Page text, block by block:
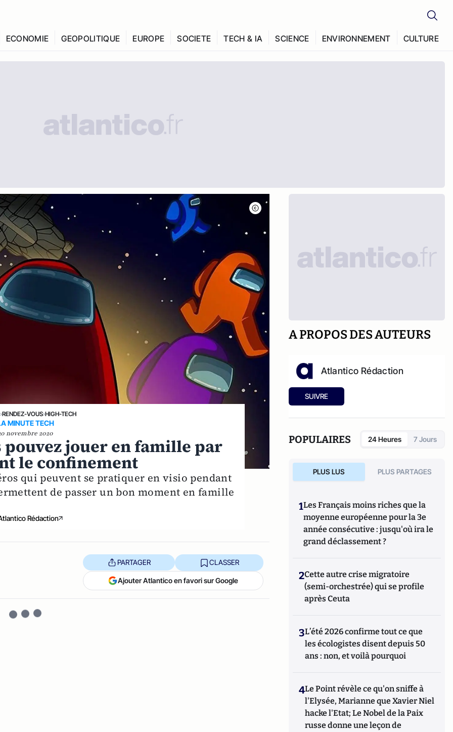
ECONOMIE GEOPOLITIQUE EUROPE SOCIETE TECH & IA SCIENCE ENVIRONNEMENT CULTURE
›RENDEZ-VOUS›HIGH-TECH
MINUTE TECH
novembre 2020
jouer en famille par
le confinement
qui peuvent se pratiquer en visio pendant
de passer un bon moment en famille
Rédaction
PARTAGER CLASSER
Ajouter Atlantico en favori sur Google
A PROPOS DES AUTEURS
Atlantico Rédaction
SUIVRE
POPULAIRES 24 Heures 7 Jours
PLUS LUS PLUS PARTAGES
1Les Français moins riches que la
moyenne européenne pour la 3e
année consécutive : jusqu'où ira le
grand déclassement ?
2Cette autre crise migratoire
(semi-orchestrée) qui se profile
après Ceuta
3L’été 2026 confirme tout ce que
les écologistes disent depuis 50
ans : non, et voilà pourquoi
4Le Point révèle ce qu'on sniffe à
l'Elysée, Marianne que Xavier Niel
hacke l'Etat; Le Nobel de la Paix
russe donne une leçon de